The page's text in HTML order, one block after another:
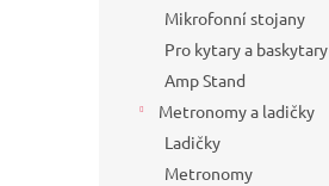
Mikrofonní stojany
Pro kytary a baskytary
Amp Stand
Metronomy a ladičky
Ladičky
Metronomy